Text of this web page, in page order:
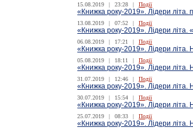
15.08.2019 | 23:28 | Події
«Книжка року-2019». Лідери літа.
13.08.2019 | 07:52 | Події
«Книжка року-2019». Лідери літа.
06.08.2019 | 17:21 | Події
«Книжка року-2019». Лідери
05.08.2019 | 18:11 | Події
«Книжка року-2019». Лідери літа.
31.07.2019 | 12:46 | Події
«Книжка року-2019». Лідери літа.
30.07.2019 | 15:54 | Події
«Книжка року-2019». Лідери літа.
25.07.2019 | 08:33 | Події
«Книжка року-2019». Лідери літа.